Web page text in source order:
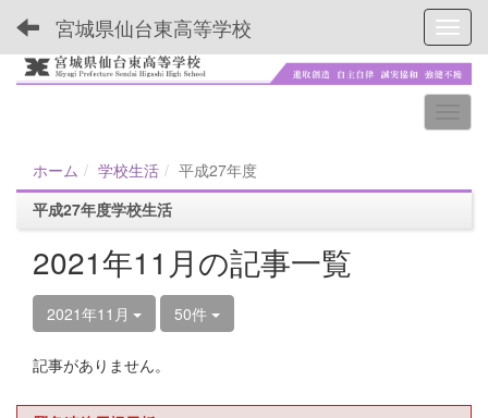
宮城県仙台東高等学校
ホーム 学校生活
平成27年度
平成27年度学校生活
2021年11月の記事一覧
2021年11月 50件
記事がありません。